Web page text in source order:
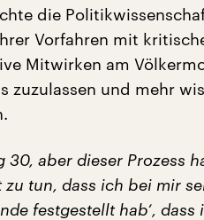
die
Vorfahren mit
Mitwirken am
zuzulassen und mehr
aber dieser Prozess
zu tun, dass ich bei mir
festgestellt hab‘, dass